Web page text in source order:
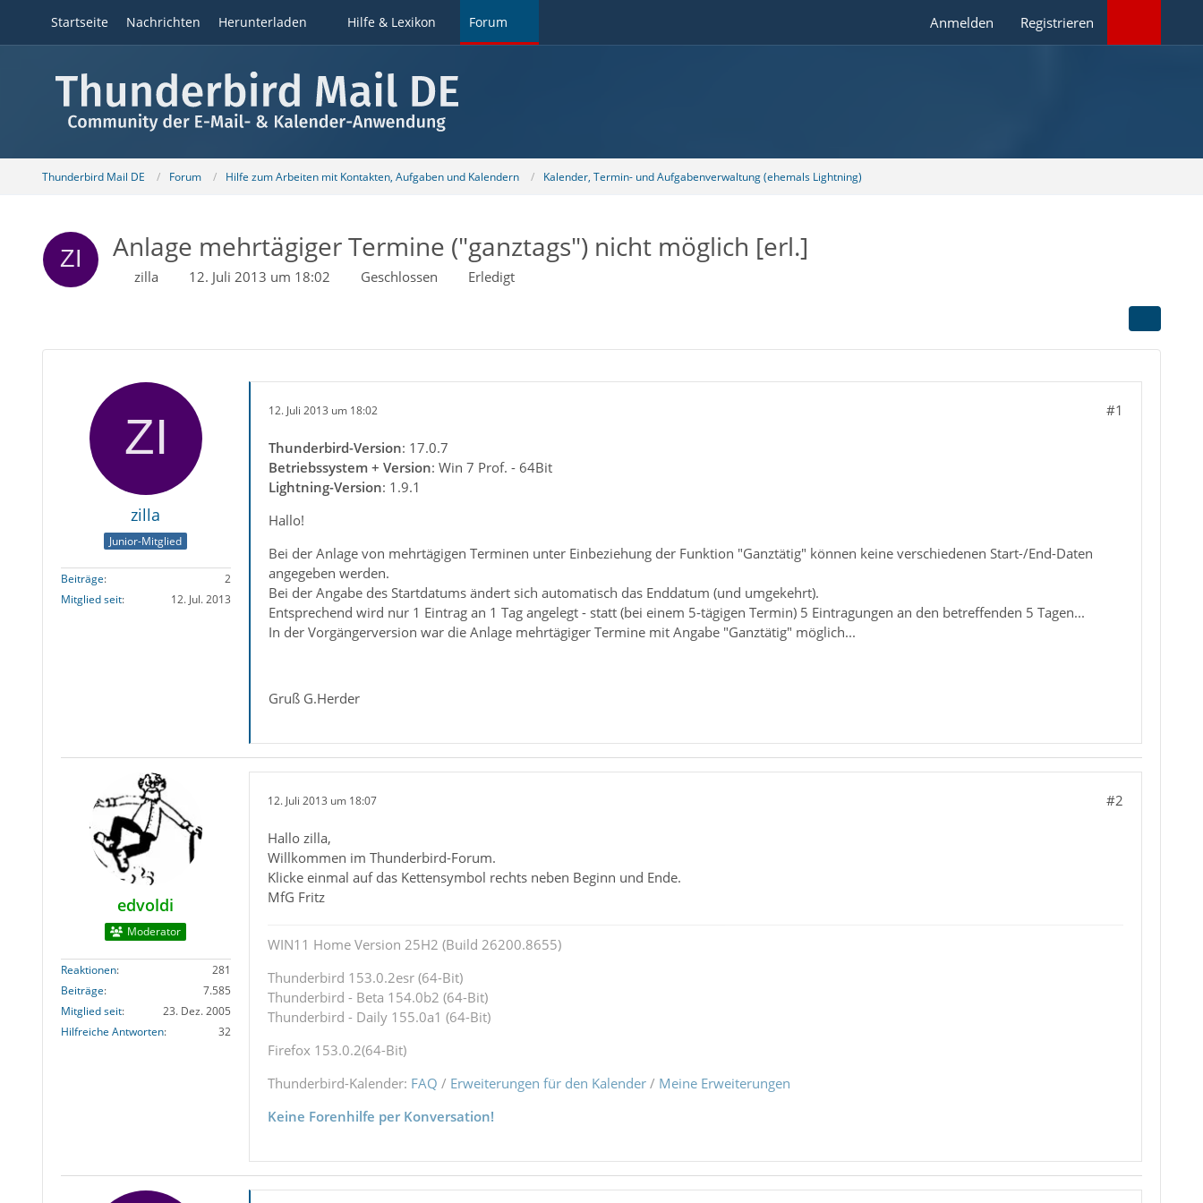
Startseite Nachrichten Herunterladen Hilfe & Lexikon Forum Anmelden Registrieren
Thunderbird Mail DE Forum Hilfe zum Arbeiten mit Kontakten, Aufgaben und Kalendern Kalender, Termin- und Aufgabenverwaltung (ehemals Lightning)
Anlage mehrtägiger Termine ("ganztags") nicht möglich [erl.]
zilla 12. Juli 2013 um 18:02 Geschlossen Erledigt
zilla
Junior-Mitglied
Beiträge
2
Mitglied seit
12. Jul. 2013
12. Juli 2013 um 18:02 #1
Thunderbird-Version: 17.0.7
Betriebssystem + Version: Win 7 Prof. - 64Bit
Lightning-Version: 1.9.1
Hallo!
Bei der Anlage von mehrtägigen Terminen unter Einbeziehung der Funktion "Ganztätig" können keine verschiedenen Start-/End-Daten
angegeben werden.
Bei der Angabe des Startdatums ändert sich automatisch das Enddatum (und umgekehrt).
Entsprechend wird nur 1 Eintrag an 1 Tag angelegt - statt (bei einem 5-tägigen Termin) 5 Eintragungen an den betreffenden 5 Tagen...
In der Vorgängerversion war die Anlage mehrtägiger Termine mit Angabe "Ganztätig" möglich...
Gruß G.Herder
edvoldi
Moderator
Reaktionen
281
Beiträge
7.585
Mitglied seit
23. Dez. 2005
Hilfreiche Antworten
32
12. Juli 2013 um 18:07 #2
Hallo zilla,
Willkommen im Thunderbird-Forum.
Klicke einmal auf das Kettensymbol rechts neben Beginn und Ende.
MfG Fritz
WIN11 Home Version 25H2 (Build 26200.8655)
Thunderbird 153.0.2esr (64-Bit)
Thunderbird - Beta 154.0b2 (64-Bit)
Thunderbird - Daily 155.0a1 (64-Bit)
Firefox 153.0.2(64-Bit)
Thunderbird-Kalender: FAQ / Erweiterungen für den Kalender/ Meine Erweiterungen
Keine Forenhilfe per Konversation!